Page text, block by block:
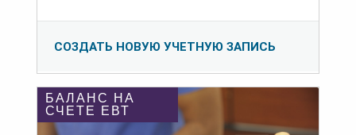
СОЗДАТЬ НОВУЮ УЧЕТНУЮ ЗАПИСЬ
БАЛАНС НА
СЧЕТЕ ЕВТ